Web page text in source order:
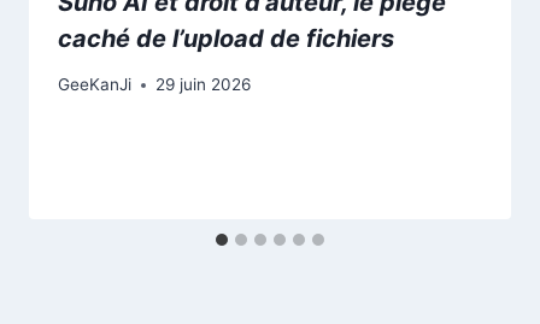
caché de l’upload de fichiers
GeeKanJi 29 juin 2026